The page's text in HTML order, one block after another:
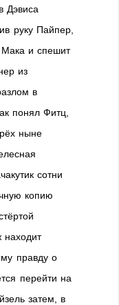
Дэвиса
руку Пайпер,
Мака и спешит
из
в
понял Фитц,
ныне
сотни
копию
находит
правду о
перейти на
затем, в